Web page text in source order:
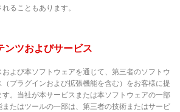
ることもあります。
ンツおよびサービス
よび本ソフトウェアを通じて、第三者のソフトウ
（プラグインおよび拡張機能を含む）をお客様に提
。当社が本サービスまたは本ソフトウェアの一部
またはツールの一部は、第三者の技術またはサービ